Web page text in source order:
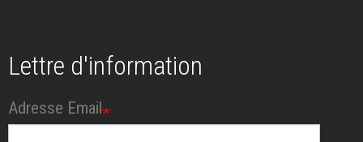
Lettre d'information
Adresse Email